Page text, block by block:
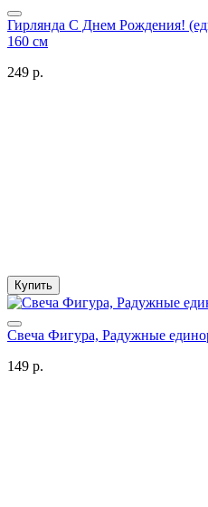
Гирлянда С Днем Рождения!
160 см
249 р.
Купить
Свеча Фигура, Радужные
149 р.